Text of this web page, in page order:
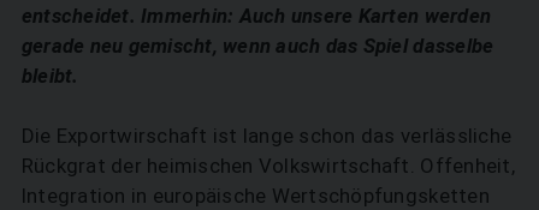
entscheidet. Immerhin: Auch unsere Karten werden
gerade neu ­gemischt, wenn auch das Spiel dasselbe
bleibt.
Die Exportwirschaft ist lange schon das verlässliche
Rückgrat der heimischen Volkswirtschaft. Offenheit,
Integration in europäische Wertschöpfungsketten